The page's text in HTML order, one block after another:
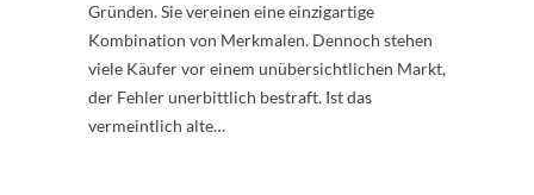
Gründen. Sie vereinen eine einzigartige
Kombination von Merkmalen. Dennoch stehen
viele Käufer vor einem unübersichtlichen Markt,
der Fehler unerbittlich bestraft. Ist das
vermeintlich alte…